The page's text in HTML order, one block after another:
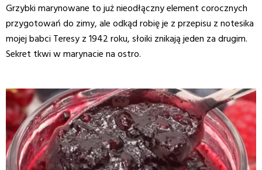
Grzybki marynowane to już nieodłączny element corocznych
przygotowań do zimy, ale odkąd robię je z przepisu z notesika
mojej babci Teresy z 1942 roku, słoiki znikają jeden za drugim.
Sekret tkwi w marynacie na ostro.